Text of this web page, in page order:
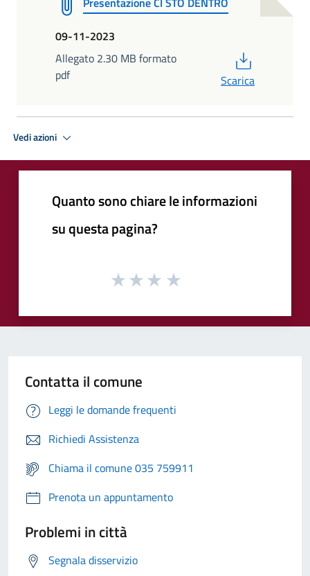
09-11-2023
Allegato 2.30 MB formato
pdf
Scarica
Vedi azioni
Quanto sono chiare le informazioni
su questa pagina?
Contatta il comune
Leggi le domande frequenti
Richiedi Assistenza
Chiama il comune 035 759911
Prenota un appuntamento
Problemi in città
Segnala disservizio